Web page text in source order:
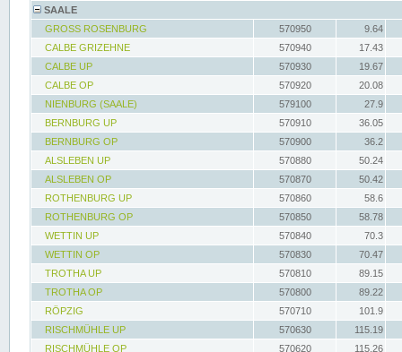
SAALE
GROSS ROSENBURG
570950
9.64
CALBE GRIZEHNE
570940
17.43
CALBE UP
570930
19.67
CALBE OP
570920
20.08
NIENBURG (SAALE)
579100
27.9
BERNBURG UP
570910
36.05
BERNBURG OP
570900
36.2
ALSLEBEN UP
570880
50.24
ALSLEBEN OP
570870
50.42
ROTHENBURG UP
570860
58.6
ROTHENBURG OP
570850
58.78
WETTIN UP
570840
70.3
WETTIN OP
570830
70.47
TROTHA UP
570810
89.15
TROTHA OP
570800
89.22
RÖPZIG
570710
101.9
RISCHMÜHLE UP
570630
115.19
RISCHMÜHLE OP
570620 115.26